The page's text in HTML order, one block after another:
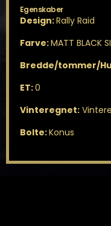
Egenskaber
Design:Rally Raid
Farve:MATT BLACK
Bredde/tommer/
ET:0
Vinteregnet:
Bolte:Konus